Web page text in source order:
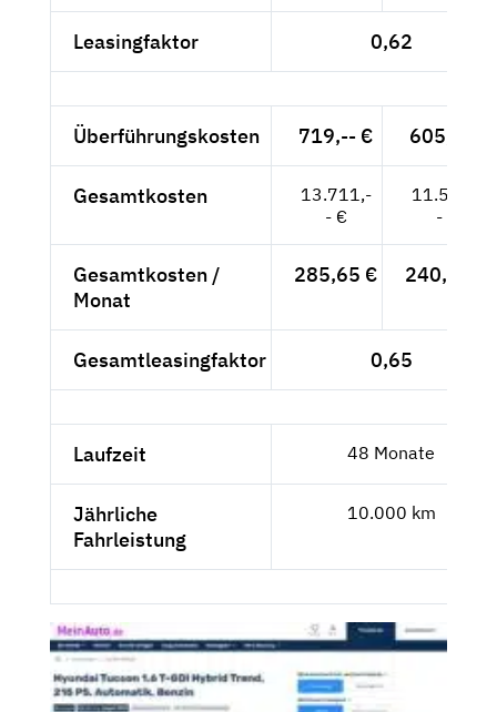
Leasingfaktor 0,62
Überführungskosten 719,-- € 605,-- €
Gesamtkosten
13.711,-
- €
11.550,-
- €
Gesamtkosten /
Monat
285,65 € 240,63 €
Gesamtleasingfaktor 0,65
Laufzeit 48 Monate
Jährliche
Fahrleistung
10.000 km